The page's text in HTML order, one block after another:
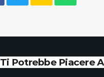
Ti Potrebbe Piacere